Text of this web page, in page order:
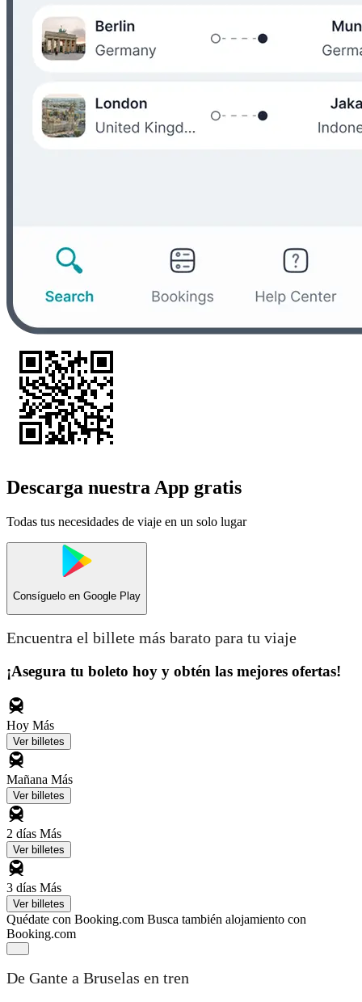
Descarga nuestra App gratis
Todas tus necesidades de viaje en un solo lugar
Consíguelo en Google Play
Encuentra el billete más barato para tu viaje
¡Asegura tu boleto hoy y obtén las mejores ofertas!
Hoy Más
Ver billetes
Mañana Más
Ver billetes
2 días Más
Ver billetes
3 días Más
Ver billetes
Quédate con Booking.com Busca también alojamiento con
Booking.com
De Gante a Bruselas en tren